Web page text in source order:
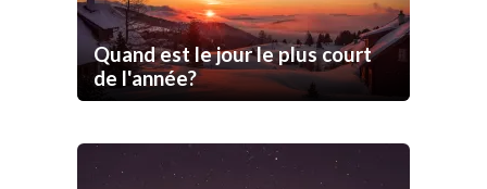
Quand est le jour le plus court
de l'année?